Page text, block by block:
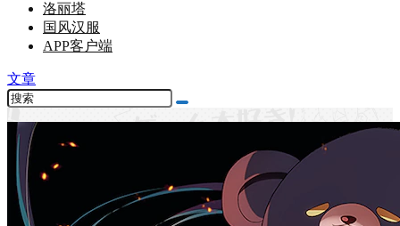
洛丽塔
国风汉服
APP客户端
文章